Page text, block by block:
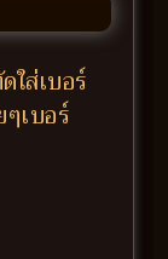
ใส่เบอร์
เบอร์